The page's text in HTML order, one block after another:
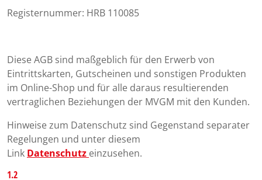
Registernummer: HRB 110085
Diese AGB sind maßgeblich für den Erwerb von
Eintrittskarten, Gutscheinen und sonstigen Produkten
im Online-Shop und für alle daraus resultierenden
vertraglichen Beziehungen der MVGM mit den Kunden.
Hinweise zum Datenschutz sind Gegenstand separater
Regelungen und unter diesem
Link Datenschutz einzusehen.
1.2